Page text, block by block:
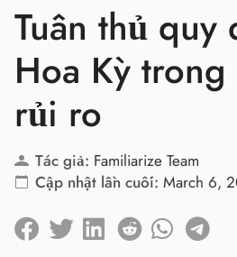
Tuân thủ quy
Hoa Kỳ
rủi ro
Tác giả: Familiarize Team
Cập nhật lần cuối: March 6,